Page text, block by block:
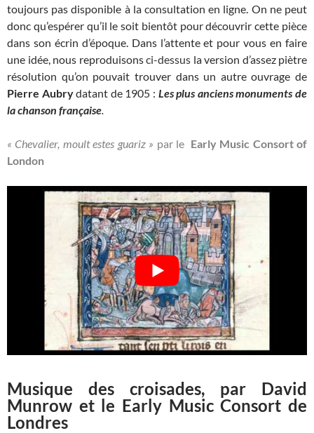
toujours pas disponible à la consultation en ligne. On ne peut
donc qu’espérer qu’il le soit bientôt pour découvrir cette pièce
dans son écrin d’époque. Dans l’attente et pour vous en faire
une idée, nous reproduisonsci-dessus la version d’assez piètre
résolution qu’on pouvait trouver dans un autre ouvrage de
Pierre Aubrydatant de 1905 : Les plus anciens monuments de
la chanson française.
« Chevalier, moult estes guariz » par le Early Music Consort of
London
Musique des croisades, par David
Munrow et le Early Music Consort de
Londres